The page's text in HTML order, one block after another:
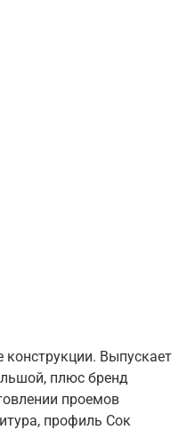
Выпускает
плюс бренд
проемов
профиль Сок